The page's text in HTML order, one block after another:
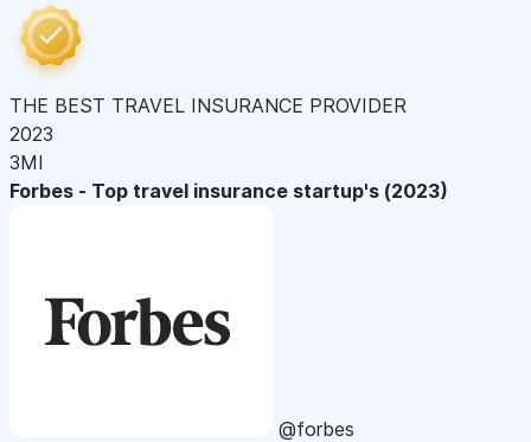
THE BEST TRAVEL INSURANCE PROVIDER
2023
ЗМІ
Forbes - Top travel insurance startup's (2023)
@forbes